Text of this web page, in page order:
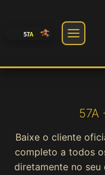
57A
Baixe o cliente
completo a todos
diretamente no